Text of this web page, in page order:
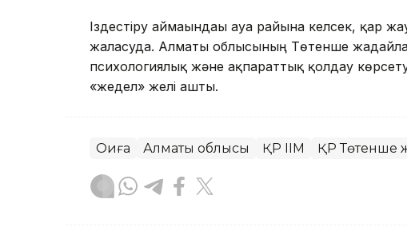
Іздестіру аймағындағы ауа райына келсек, қар
жалғасуда. Алматы облысының Төтенше
психологиялық және ақпараттық қолдау
«жедел» желі ашты.
Оқиға Алматы облысы ҚР ІІМ ҚР Төтенше